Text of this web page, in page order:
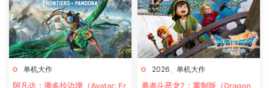
单机大作
阿凡达：潘多拉边境（Avatar: Fr
2026 单机大作
勇者斗恶龙7：重制版（Dragon